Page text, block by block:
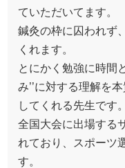
ていただいてます。
鍼灸の枠に囚われず
くれます。
とにかく勉強に時間
み’’に対する理解を
してくれる先生です。
全国大会に出場する
れており、スポーツ
す。